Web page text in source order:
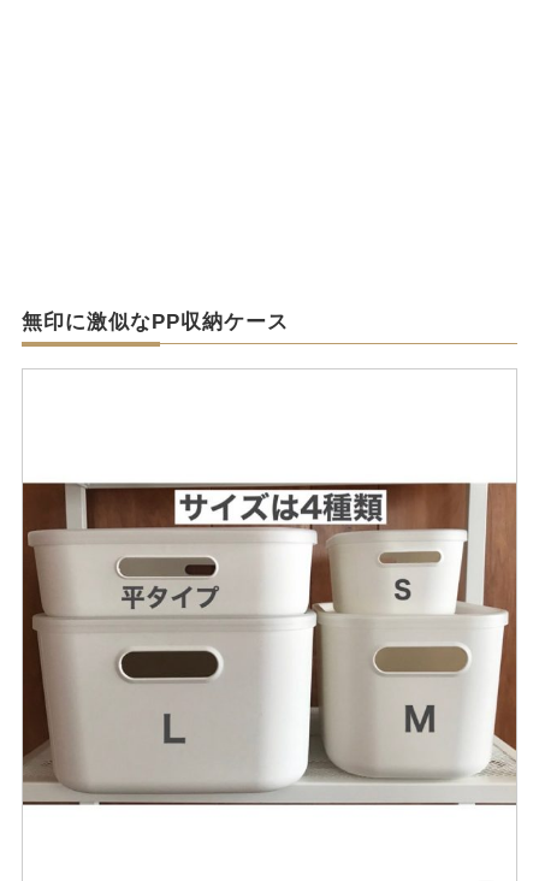
無印に激似なPP収納ケース